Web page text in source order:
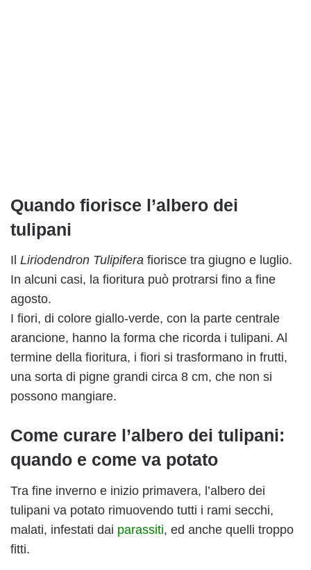
Quando fiorisce l’albero dei
tulipani
Il Liriodendron Tulipifera fiorisce tra giugno e luglio.
In alcuni casi, la fioritura può protrarsi fino a fine
agosto.
I fiori, di colore giallo-verde, con la parte centrale
arancione, hanno la forma che ricorda i tulipani. Al
termine della fioritura, i fiori si trasformano in frutti,
una sorta di pigne grandi circa 8 cm, che non si
possono mangiare.
Come curare l’albero dei tulipani:
quando e come va potato
Tra fine inverno e inizio primavera, l’albero dei
tulipani va potato rimuovendo tutti i rami secchi,
malati, infestati dai parassiti, ed anche quelli troppo
fitti.